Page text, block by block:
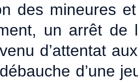
des mineures
un arrêt de
d’attentat
d’une